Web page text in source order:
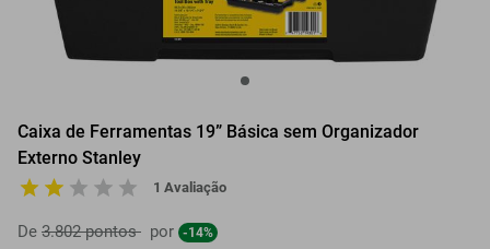
Caixa de Ferramentas 19” Básica sem Organizador
Externo Stanley
1 Avaliação
De 3.802 pontos por -14%